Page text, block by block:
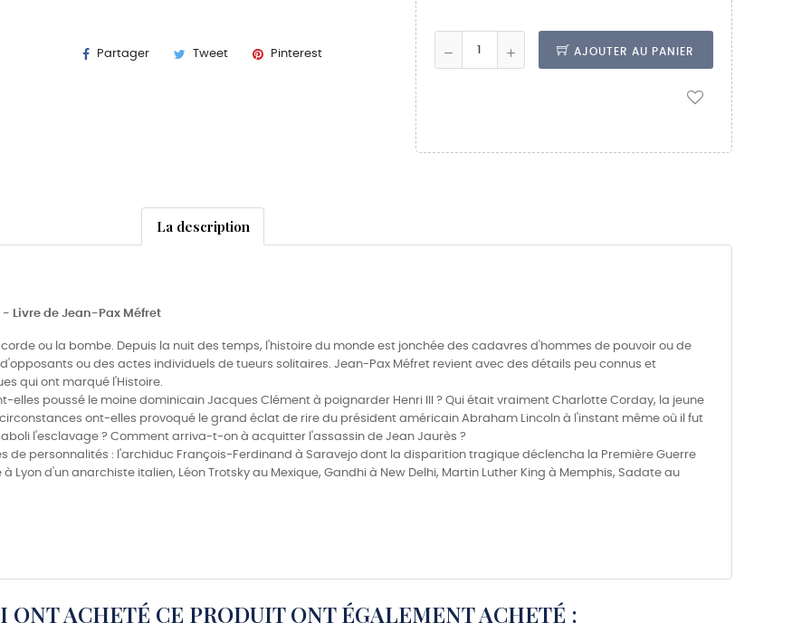
Partager Tweet Pinterest AJOUTER AU PANIER
La description
Livre de Jean-Pax Méfret
corde ou la bombe. Depuis la nuit des temps, l'histoire du monde est jonchée des cadavres d'hommes de pouvoir ou de
ou des actes individuels de tueurs solitaires. Jean-Pax Méfret revient avec des détails peu connus et
qui ont marqué l'Histoire.
elles poussé le moine dominicain Jacques Clément à poignarder Henri III ? Qui était vraiment Charlotte Corday, la jeune
ont-elles provoqué le grand éclat de rire du président américain Abraham Lincoln à l'instant même où il fut
l'esclavage ? Comment arriva-t-on à acquitter l'assassin de Jean Jaurès ?
de personnalités : l'archiduc François-Ferdinand à Saravejo dont la disparition tragique déclencha la Première Guerre
d'un anarchiste italien, Léon Trotsky au Mexique, Gandhi à New Delhi, Martin Luther King à Memphis, Sadate au
ONT ACHETÉ CE PRODUIT ONT ÉGALEMENT ACHETÉ :